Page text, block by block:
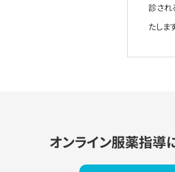
診され
たしま
オンライン服薬指導